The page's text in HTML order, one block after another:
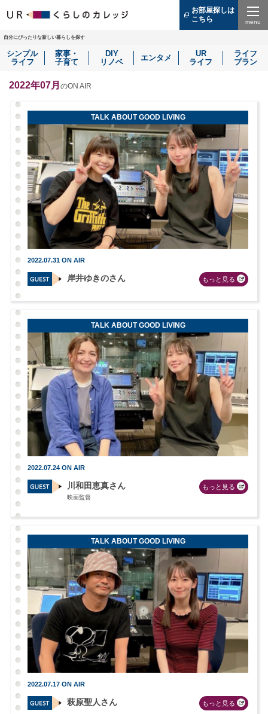
お部屋探しは
こちら
（別
ウ
ド
ウ
す）
自分にぴったりな新しい暮らしを探す
シンプル
ライフ
家事・
子育て
DIY
リノベ
エンタメ
UR
ライフ
ライフ
プラン
2022年07月 のON AIR
TALK ABOUT GOOD LIVING
2022.07.31 ON AIR
岸井ゆきのさん もっと見る
TALK ABOUT GOOD LIVING
2022.07.24 ON AIR
川和田恵真さん
映画監督
もっと見る
TALK ABOUT GOOD LIVING
2022.07.17 ON AIR
萩原聖人さん もっと見る